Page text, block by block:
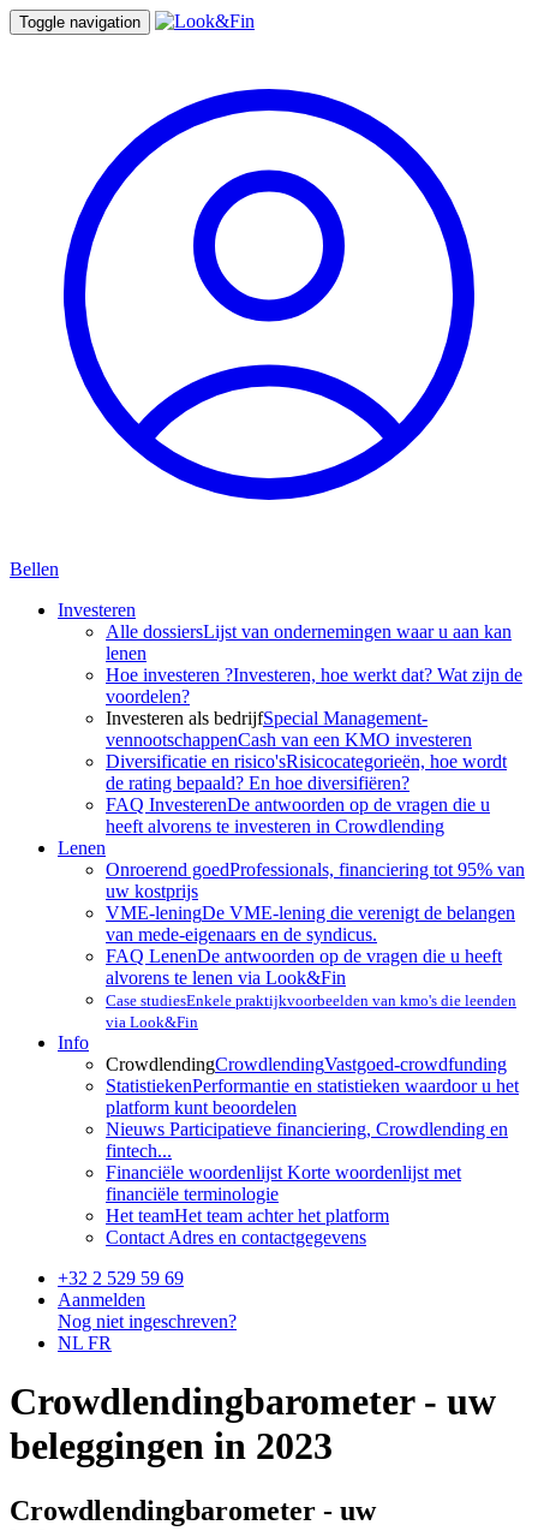
Toggle navigation
Bellen
Investeren
Alle dossiersLijst van ondernemingen waar u aan kan
lenen
Hoe investeren ?Investeren, hoe werkt dat? Wat zijn de
voordelen?
Investeren als bedrijfSpecial Management-
vennootschappenCash van een KMO investeren
Diversificatie en risico'sRisicocategorieën, hoe wordt
de rating bepaald? En hoe diversifiëren?
FAQ InvesterenDe antwoorden op de vragen die u
heeft alvorens te investeren in Crowdlending
Lenen
Onroerend goedProfessionals, financiering tot 95% van
uw kostprijs
VME-leningDe VME-lening die verenigt de belangen
van mede-eigenaars en de syndicus.
FAQ LenenDe antwoorden op de vragen die u heeft
alvorens te lenen via Look&Fin
Case studiesEnkele praktijkvoorbeelden van kmo's die leenden
via Look&Fin
Info
CrowdlendingCrowdlendingVastgoed-crowdfunding
StatistiekenPerformantie en statistieken waardoor u het
platform kunt beoordelen
Nieuws Participatieve financiering, Crowdlending en
fintech...
Financiële woordenlijst Korte woordenlijst met
financiële terminologie
Het teamHet team achter het platform
Contact Adres en contactgegevens
+32 2 529 59 69
Aanmelden
Nog niet ingeschreven?
NL FR
Crowdlendingbarometer - uw
beleggingen in 2023
Crowdlendingbarometer - uw